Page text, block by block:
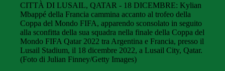
CITTÀ DI LUSAIL, QATAR - 18 DICEMBRE: Kylian
Mbappé della Francia cammina accanto al trofeo della
Coppa del Mondo FIFA, apparendo sconsolato in seguito
alla sconfitta della sua squadra nella finale della Coppa del
Mondo FIFA Qatar 2022 tra Argentina e Francia, presso il
Lusail Stadium, il 18 dicembre 2022, a Lusail City, Qatar.
(Foto di Julian Finney/Getty Images)